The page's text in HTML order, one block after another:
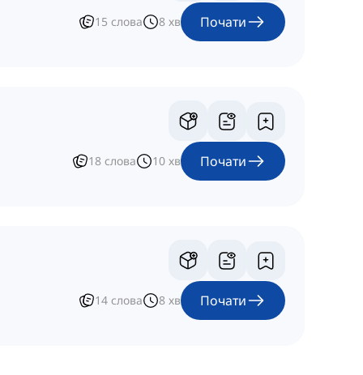
15 слова 8 хв Почати
18 слова 10 хв Почати
14 слова 8 хв Почати